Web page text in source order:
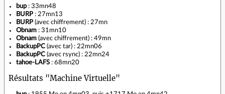
bup: 33mn48
BURP : 27mn13
BURP (avec chiffrement) : 27mn
Obnam : 31mn10
Obnam (avec chiffrement) : 49mn
BackupPC (avec tar) : 22mn06
BackupPC (avec rsync) : 22mn24
tahoe-LAFS : 68mn20
Résultats "Machine Virtuelle"